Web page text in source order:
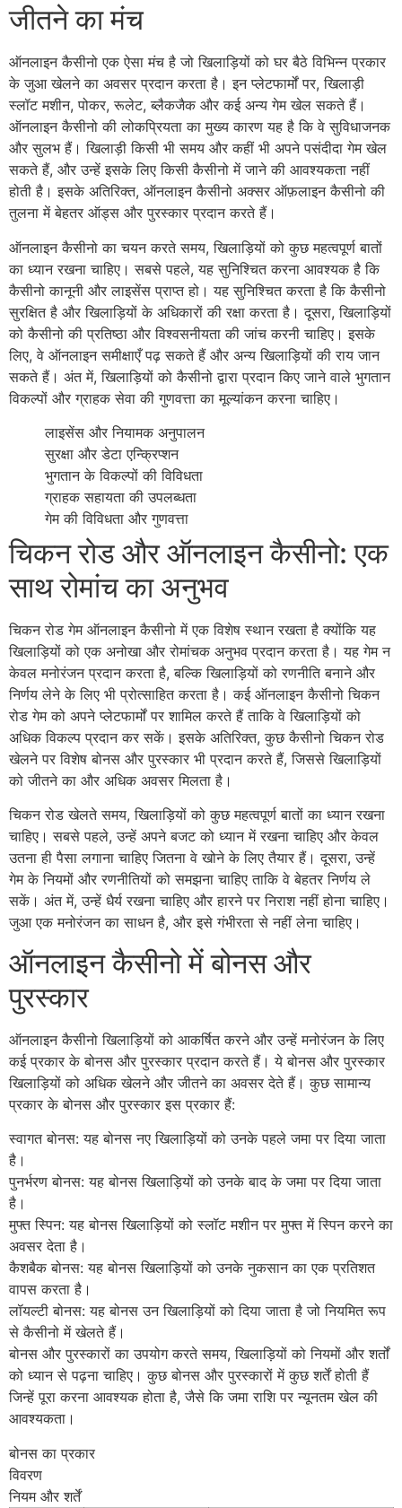
जीतने का मंच
ऑनलाइन कैसीनो एक ऐसा मंच है जो खिलाड़ियों को घर बैठे विभिन्न प्रकार
के जुआ खेलने का अवसर प्रदान करता है। इन प्लेटफार्मों पर, खिलाड़ी
स्लॉट मशीन, पोकर, रूलेट, ब्लैकजैक और कई अन्य गेम खेल सकते हैं।
ऑनलाइन कैसीनो की लोकप्रियता का मुख्य कारण यह है कि वे सुविधाजनक
और सुलभ हैं। खिलाड़ी किसी भी समय और कहीं भी अपने पसंदीदा गेम खेल
सकते हैं, और उन्हें इसके लिए किसी कैसीनो में जाने की आवश्यकता नहीं
होती है। इसके अतिरिक्त, ऑनलाइन कैसीनो अक्सर ऑफ़लाइन कैसीनो की
तुलना में बेहतर ऑड्स और पुरस्कार प्रदान करते हैं।
ऑनलाइन कैसीनो का चयन करते समय, खिलाड़ियों को कुछ महत्वपूर्ण बातों
का ध्यान रखना चाहिए। सबसे पहले, यह सुनिश्चित करना आवश्यक है कि
कैसीनो कानूनी और लाइसेंस प्राप्त हो। यह सुनिश्चित करता है कि कैसीनो
सुरक्षित है और खिलाड़ियों के अधिकारों की रक्षा करता है। दूसरा, खिलाड़ियों
को कैसीनो की प्रतिष्ठा और विश्वसनीयता की जांच करनी चाहिए। इसके
लिए, वे ऑनलाइन समीक्षाएँ पढ़ सकते हैं और अन्य खिलाड़ियों की राय जान
सकते हैं। अंत में, खिलाड़ियों को कैसीनो द्वारा प्रदान किए जाने वाले भुगतान
विकल्पों और ग्राहक सेवा की गुणवत्ता का मूल्यांकन करना चाहिए।
लाइसेंस और नियामक अनुपालन
सुरक्षा और डेटा एन्क्रिप्शन
भुगतान के विकल्पों की विविधता
ग्राहक सहायता की उपलब्धता
गेम की विविधता और गुणवत्ता
चिकन रोड और ऑनलाइन कैसीनो: एक
साथ रोमांच का अनुभव
चिकन रोड गेम ऑनलाइन कैसीनो में एक विशेष स्थान रखता है क्योंकि यह
खिलाड़ियों को एक अनोखा और रोमांचक अनुभव प्रदान करता है। यह गेम न
केवल मनोरंजन प्रदान करता है, बल्कि खिलाड़ियों को रणनीति बनाने और
निर्णय लेने के लिए भी प्रोत्साहित करता है। कई ऑनलाइन कैसीनो चिकन
रोड गेम को अपने प्लेटफार्मों पर शामिल करते हैं ताकि वे खिलाड़ियों को
अधिक विकल्प प्रदान कर सकें। इसके अतिरिक्त, कुछ कैसीनो चिकन रोड
खेलने पर विशेष बोनस और पुरस्कार भी प्रदान करते हैं, जिससे खिलाड़ियों
को जीतने का और अधिक अवसर मिलता है।
चिकन रोड खेलते समय, खिलाड़ियों को कुछ महत्वपूर्ण बातों का ध्यान रखना
चाहिए। सबसे पहले, उन्हें अपने बजट को ध्यान में रखना चाहिए और केवल
उतना ही पैसा लगाना चाहिए जितना वे खोने के लिए तैयार हैं। दूसरा, उन्हें
गेम के नियमों और रणनीतियों को समझना चाहिए ताकि वे बेहतर निर्णय ले
सकें। अंत में, उन्हें धैर्य रखना चाहिए और हारने पर निराश नहीं होना चाहिए।
जुआ एक मनोरंजन का साधन है, और इसे गंभीरता से नहीं लेना चाहिए।
ऑनलाइन कैसीनो में बोनस और
पुरस्कार
ऑनलाइन कैसीनो खिलाड़ियों को आकर्षित करने और उन्हें मनोरंजन के लिए
कई प्रकार के बोनस और पुरस्कार प्रदान करते हैं। ये बोनस और पुरस्कार
खिलाड़ियों को अधिक खेलने और जीतने का अवसर देते हैं। कुछ सामान्य
प्रकार के बोनस और पुरस्कार इस प्रकार हैं:
स्वागत बोनस: यह बोनस नए खिलाड़ियों को उनके पहले जमा पर दिया जाता
है।
पुनर्भरण बोनस: यह बोनस खिलाड़ियों को उनके बाद के जमा पर दिया जाता
है।
मुफ्त स्पिन: यह बोनस खिलाड़ियों को स्लॉट मशीन पर मुफ्त में स्पिन करने का
अवसर देता है।
कैशबैक बोनस: यह बोनस खिलाड़ियों को उनके नुकसान का एक प्रतिशत
वापस करता है।
लॉयल्टी बोनस: यह बोनस उन खिलाड़ियों को दिया जाता है जो नियमित रूप
से कैसीनो में खेलते हैं।
बोनस और पुरस्कारों का उपयोग करते समय, खिलाड़ियों को नियमों और शर्तों
को ध्यान से पढ़ना चाहिए। कुछ बोनस और पुरस्कारों में कुछ शर्तें होती हैं
जिन्हें पूरा करना आवश्यक होता है, जैसे कि जमा राशि पर न्यूनतम खेल की
आवश्यकता।
बोनस का प्रकार
विवरण
नियम और शर्तें